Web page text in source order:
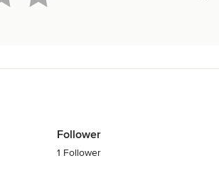
Follower
1 Follower